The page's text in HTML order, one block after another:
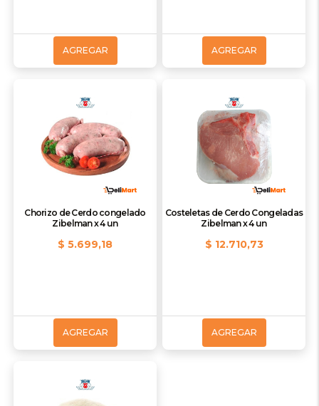
AGREGAR AGREGAR
Chorizo de Cerdo congelado
Zibelman x 4 un
$ 5.699,18
AGREGAR
Costeletas de Cerdo Congeladas
Zibelman x 4 un
$ 12.710,73
AGREGAR